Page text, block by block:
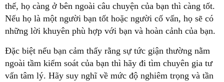
thế, họ càng ở bên ngoài câu chuyện của bạn thì càng tốt.
Nếu họ là một người bạn tốt hoặc người cố vấn, họ sẽ có
những lời khuyên phù hợp với bạn và hoàn cảnh của bạn.
Đặc biệt nếu bạn cảm thấy rằng sự tức giận thường nằm
ngoài tầm kiểm soát của bạn thì hãy đi tìm chuyên gia tư
vấn tâm lý. Hãy suy nghĩ về mức độ nghiêm trọng và tần